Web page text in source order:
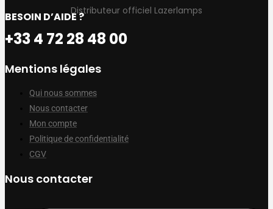
Distributeur officiel Lazerlamps
BESOIN D’AIDE ?
+33 4 72 28 48 00
Mentions légales
Qui nous sommes
Nous contacter
Mon compte
Politique de confidentialité
CGV
Nous contacter